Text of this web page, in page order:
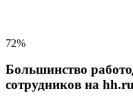
72%
Большинство
сотрудников на hh.ru